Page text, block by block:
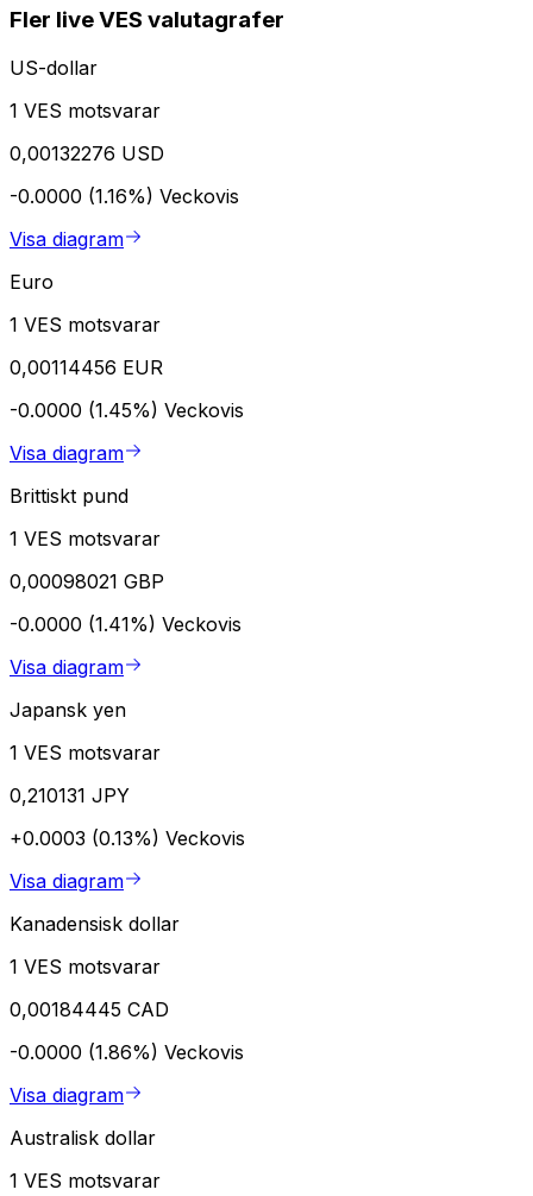
Fler live VES valutagrafer
US-dollar
1 VES motsvarar
0,00132276 USD
-0.0000 (1.16%) Veckovis
Visa diagram
Euro
1 VES motsvarar
0,00114456 EUR
-0.0000 (1.45%) Veckovis
Visa diagram
Brittiskt pund
1 VES motsvarar
0,00098021 GBP
-0.0000 (1.41%) Veckovis
Visa diagram
Japansk yen
1 VES motsvarar
0,210131 JPY
+0.0003 (0.13%) Veckovis
Visa diagram
Kanadensisk dollar
1 VES motsvarar
0,00184445 CAD
-0.0000 (1.86%) Veckovis
Visa diagram
Australisk dollar
1 VES motsvarar